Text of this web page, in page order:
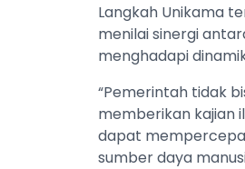
Langkah Unikama
menilai sinergi
menghadapi
“Pemerintah tidak
memberikan kajian
dapat
sumber daya